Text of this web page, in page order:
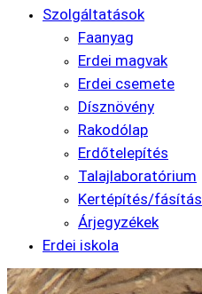
Szolgáltatások
Faanyag
Erdei magvak
Erdei csemete
Dísznövény
Rakodólap
Erdőtelepítés
Talajlaboratórium
Kertépítés/fásítás
Árjegyzékek
Erdei iskola